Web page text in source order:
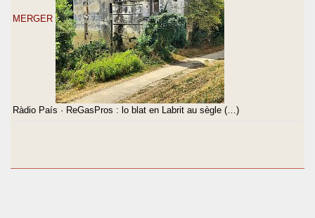
MERGER
Ràdio País · ReGasPros : lo blat en Labrit au sègle (…)